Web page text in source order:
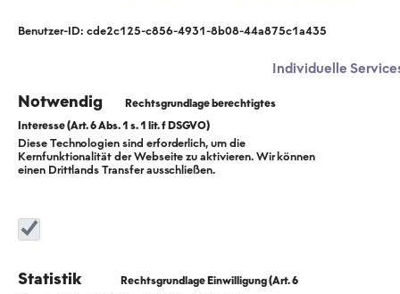
Benutzer-ID: cde2c125-c856-4931-8b08-44a875c1a435
Individuelle
Notwendig
Diese Technologien sind erforderlich, um die
Kernfunktionalität der Webseite zu aktivieren. Wir können
einen Drittlands Transfer ausschließen.
Statistik